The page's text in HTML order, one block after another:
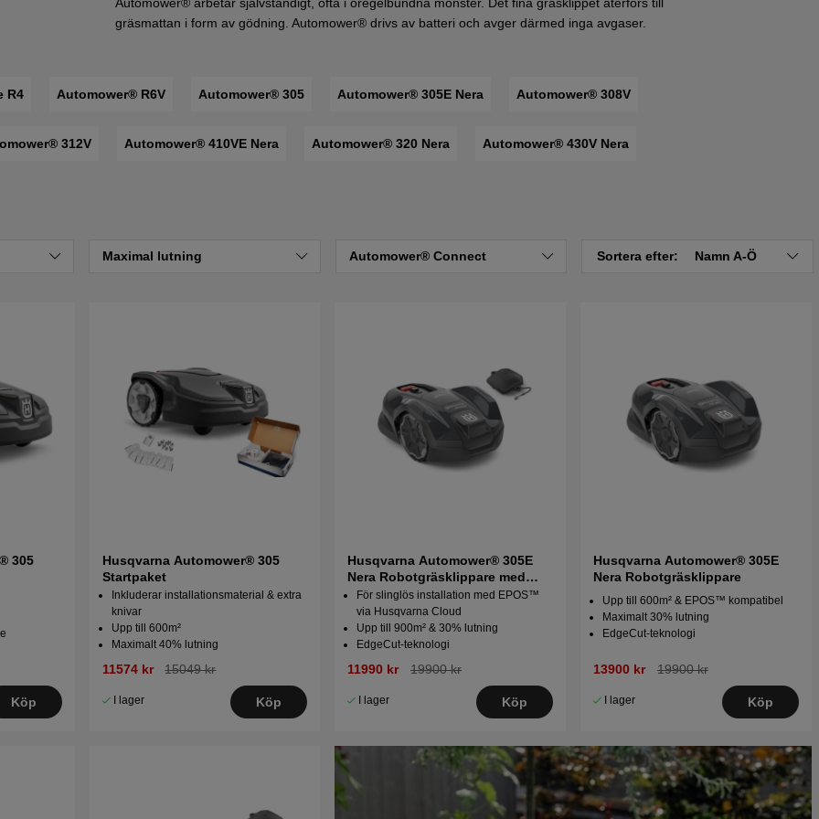
Automower® arbetar självständigt, ofta i oregelbundna mönster. Det fina gräsklippet återförs till
gräsmattan i form av gödning. Automower® drivs av batteri och avger därmed inga avgaser.
R4 Automower® R6V Automower® 305 Automower® 305E Nera Automower® 308V
312V Automower® 410VE Nera Automower® 320 Nera Automower® 430V Nera
Maximal lutning Automower® Connect Sortera efter: Namn A-Ö
305
Köp
Husqvarna Automower® 305
Startpaket
Inkluderar installationsmaterial & extra
knivar
Upp till 600m²
Maximalt 40% lutning
11574 kr 15049 kr
I lager Köp
Husqvarna Automower® 305E
Nera Robotgräsklippare med
slinglös teknik
För slinglös installation med EPOS™
via Husqvarna Cloud
Upp till 900m² & 30% lutning
EdgeCut-teknologi
11990 kr 19900 kr
I lager Köp
Husqvarna Automower® 305E
Nera Robotgräsklippare
Upp till 600m² & EPOS™ kompatibel
Maximalt 30% lutning
EdgeCut-teknologi
13900 kr 19900 kr
I lager Köp